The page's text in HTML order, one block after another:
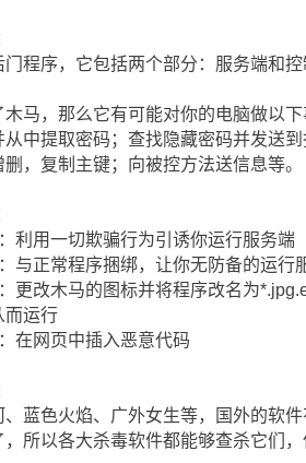
门程序，它包括两个部分：服务端和
马，那么它有可能对你的电脑做以
从中提取密码；查找隐藏密码并发送
，复制主键；向被控方法送信息等。
利用一切欺骗行为引诱你运行服务端
与正常程序捆绑，让你无防备的运行
更改木马的图标并将程序改名为
而运行
在网页中插入恶意代码
、蓝色火焰、广外女生等，国外的软
，所以各大杀毒软件都能够查杀它们